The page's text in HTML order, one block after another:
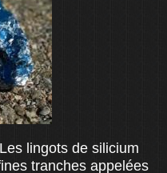
Les lingots de silicium
tranches appelées